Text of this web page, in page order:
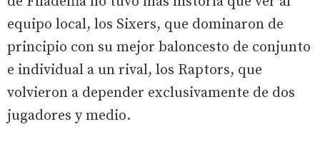
equipo local, los Sixers, que dominaron de
principio con su mejor baloncesto de conjunto
e individual a un rival, los Raptors, que
volvieron a depender exclusivamente de dos
jugadores y medio.